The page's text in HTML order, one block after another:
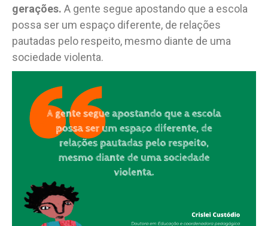
gerações. A gente segue apostando que a escola
possa ser um espaço diferente, de relações
pautadas pelo respeito, mesmo diante de uma
sociedade violenta.